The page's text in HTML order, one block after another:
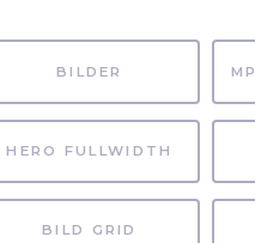
BILDER
HERO FULLWIDTH
BILD GRID